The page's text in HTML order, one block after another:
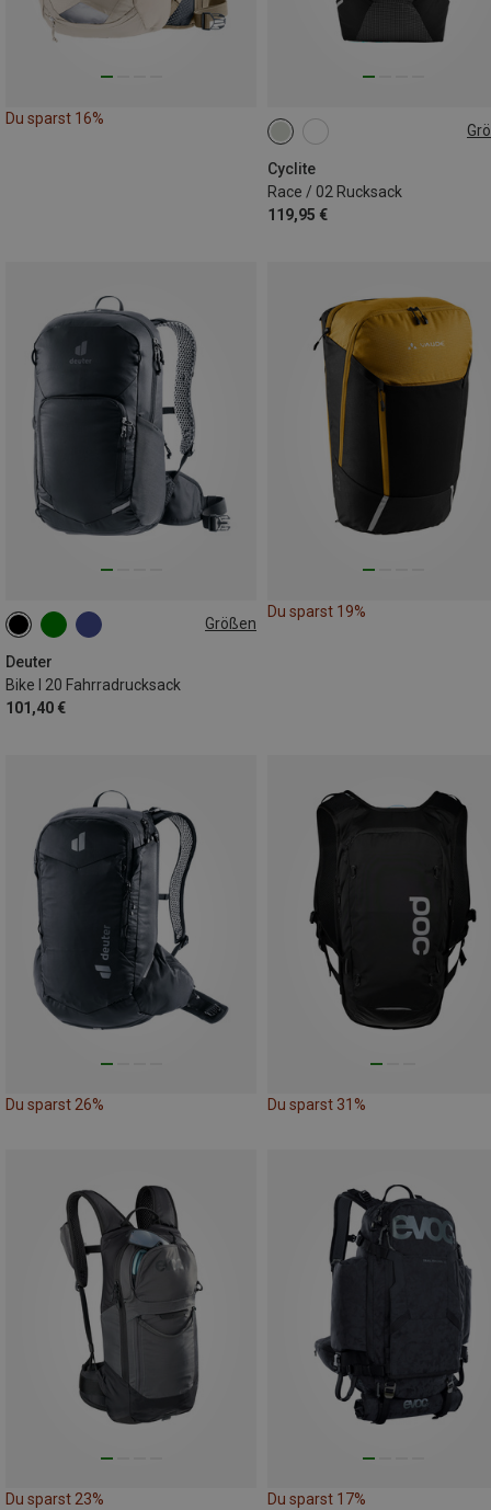
Du sparst 16%
Cyclite
Race / 02 Rucksack
119,95 €
7.1L
Größen
Deuter
Bike I 20 Fahrradrucksack
101,40 €
20L
Du sparst 19%
Du sparst 26% Du sparst 31%
Du sparst 23% Du sparst 17%